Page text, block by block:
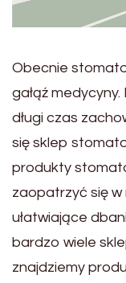
Obecnie
gałąź
długi czas
się sklep
produkty
zaopatrzyć się
ułatwiające
bardzo wiele
znajdziemy